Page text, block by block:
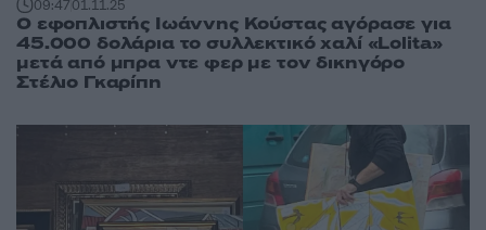
09:4701.11.25
Ο εφοπλιστής Ιωάννης Κούστας αγόρασε για
45.000 δολάρια το συλλεκτικό χαλί «Lolita»
μετά από μπρα ντε φερ με τον δικηγόρο
Στέλιο Γκαρίπη